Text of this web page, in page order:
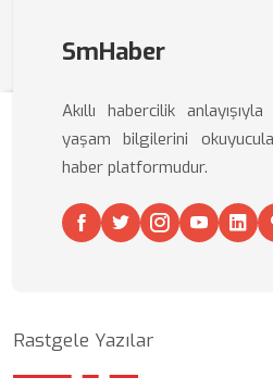
SmHaber
Akıllı habercilik
yaşam bilgilerini
haber platformudur.
Rastgele Yazılar